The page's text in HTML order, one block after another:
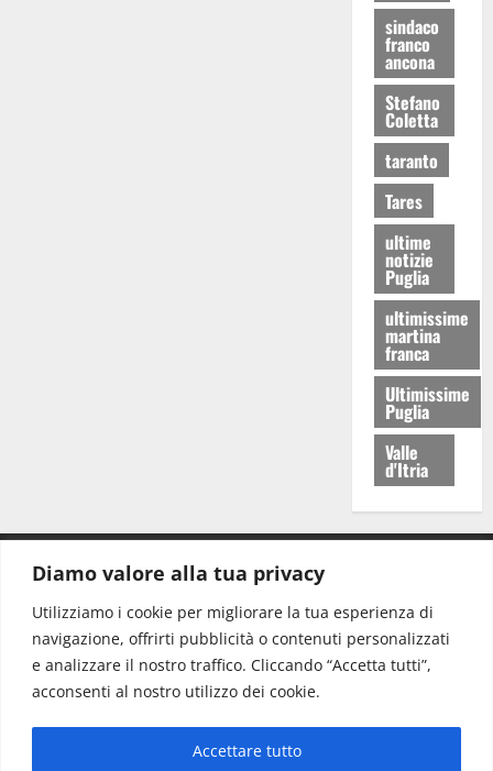
Diamo valore alla tua privacy
Utilizziamo i cookie per migliorare la tua esperienza di
navigazione, offrirti pubblicità o contenuti personalizzati
e analizzare il nostro traffico. Cliccando “Accetta tutti”,
acconsenti al nostro utilizzo dei cookie.
Accettare tutto
sindaco
franco
ancona
Stefano
Coletta
taranto
Tares
ultime
notizie
Puglia
ultimissime
martina
franca
Ultimissime
Puglia
Valle
d'Itria
Redazione: redazione@www.martinasera.it
Direttore:direttore@www.martinasera.it
Info & Commerciale:info@www.martinasera.it